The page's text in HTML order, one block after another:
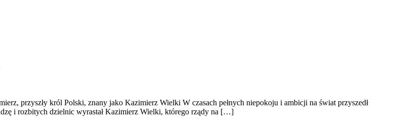
przyszły król Polski, znany jako Kazimierz Wielki W czasach pełnych niepokoju i ambicji na świat przyszedł
i rozbitych dzielnic wyrastał Kazimierz Wielki, którego rządy na […]